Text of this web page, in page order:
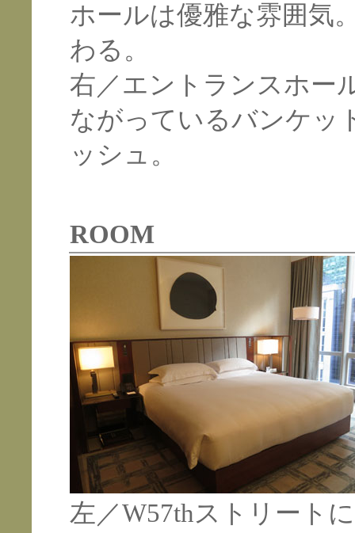
ホールは優雅な雰囲気
わる。
右／エントランスホー
ながっているバンケッ
ッシュ。
ROOM
左／W57thストリート